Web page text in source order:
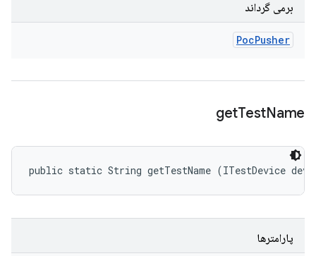
برمی گرداند
PocPusher
getTestName
public static String getTestName (ITestDevice
پارامترها